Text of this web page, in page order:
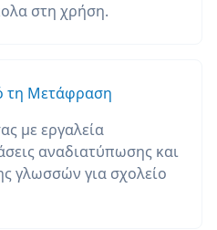
στη χρήση.
τη Μετάφραση
με εργαλεία
αναδιατύπωσης και
γλωσσών για σχολείο